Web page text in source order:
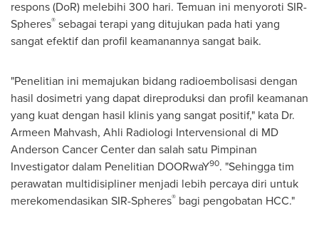
respons (DoR) melebihi 300 hari. Temuan ini menyoroti SIR-
Spheres® sebagai terapi yang ditujukan pada hati yang
sangat efektif dan profil keamanannya sangat baik.
"Penelitian ini memajukan bidang radioembolisasi dengan
hasil dosimetri yang dapat direproduksi dan profil keamanan
yang kuat dengan hasil klinis yang sangat positif," kata Dr.
Armeen Mahvash, Ahli Radiologi Intervensional di MD
Anderson Cancer Center dan salah satu Pimpinan
Investigator dalam Penelitian DOORwaY90. "Sehingga tim
perawatan multidisipliner menjadi lebih percaya diri untuk
merekomendasikan SIR-Spheres® bagi pengobatan HCC."